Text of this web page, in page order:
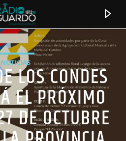
NOTICIASLOS CONDES
EL PRÓXIMO
DE OCTUBRE